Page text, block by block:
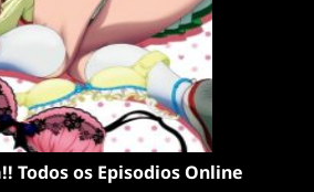
Todos os Episodios Online